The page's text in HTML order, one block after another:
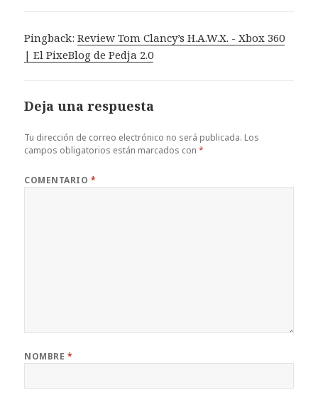
Pingback:Review Tom Clancy’s H.A.W.X. - Xbox 360
| El PixeBlog de Pedja 2.0
Deja una respuesta
Tu dirección de correo electrónico no será publicada. Los
campos obligatorios están marcados con*
COMENTARIO *
NOMBRE *